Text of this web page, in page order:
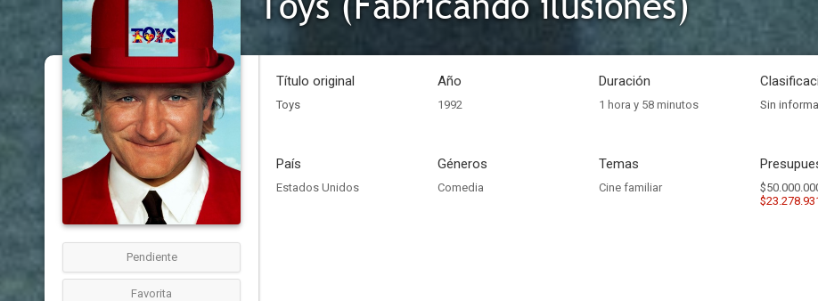
Pendiente
Favorita
Título original
Toys
Año
1992
Duración
1 hora y 58 minutos Sin
País
Estados Unidos
Géneros
Comedia
Temas
Cine familiar